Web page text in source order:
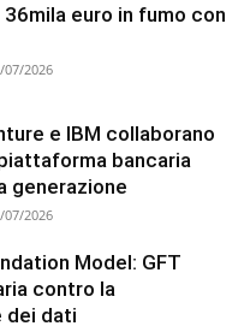
euro in fumo con
07/2026
e IBM collaborano
bancaria
generazione
07/2026
Model: GFT
contro la
dei dati